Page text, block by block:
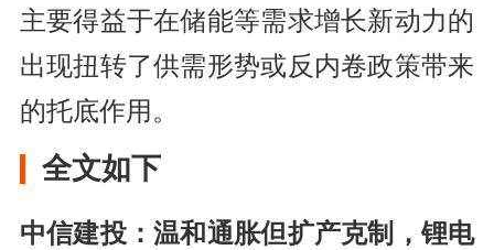
主要得益于在储能等需求增长新动力的
出现扭转了供需形势或反内卷政策带来
的托底作用。
全文如下
中信建投：温和通胀但扩产克制，锂电